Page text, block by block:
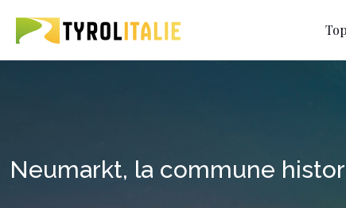
Neumarkt, la commune